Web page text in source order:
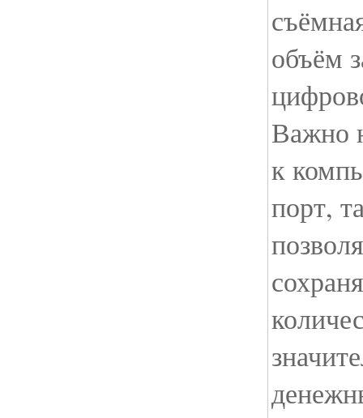
объём
Важно
к
порт,